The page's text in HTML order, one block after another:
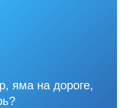
яма на дороге,